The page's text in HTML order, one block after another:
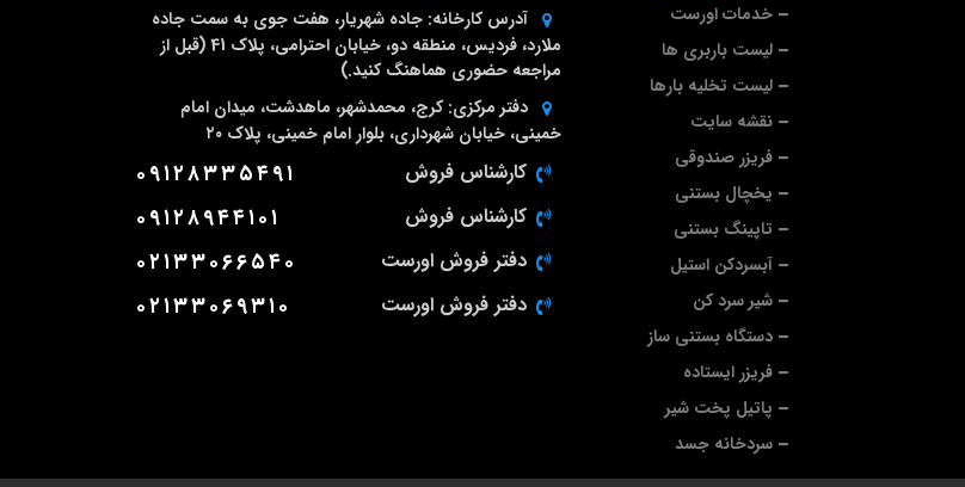
خدمات اورست
لیست باربری ها
لیست تخلیه بارها
نقشه سایت
فریزر صندوقی
یخچال بستنی
تاپینگ بستنی
آبسردکن استیل
شیر سرد کن
دستگاه بستنی ساز
فریزر ایستاده
پاتیل پخت شیر
سردخانه جسد
آدرس کارخانه: جاده شهریار، هفت جوی به سمت جاده
ملارد، فردیس، منطقه دو، خیابان احترامی، پلاک 41 (قبل از
مراجعه حضوری هماهنگ کنید.)
دفتر مرکزی: کرج، محمدشهر، ماهدشت، میدان امام
خمینی، خیابان شهرداری، بلوار امام خمینی، پلاک ۲۰
کارشناس فروش ۰۹۱۲۸۳۳۵۴۹۱
کارشناس فروش ۰۹۱۲۸۹۴۴۱۰۱
دفتر فروش اورست ۰۲۱۳۳۰۶۶۵۴۰
دفتر فروش اورست ۰۲۱۳۳۰۶۹۳۱۰